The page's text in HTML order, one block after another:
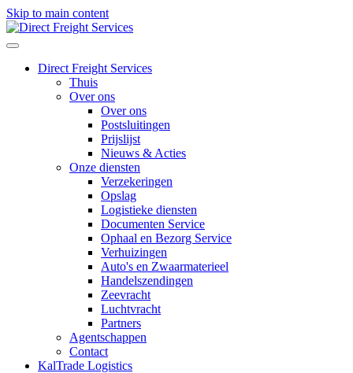
Skip to main content
Direct Freight Services
Thuis
Over ons
Over ons
Postsluitingen
Prijslijst
Nieuws & Acties
Onze diensten
Verzekeringen
Opslag
Logistieke diensten
Documenten Service
Ophaal en Bezorg Service
Verhuizingen
Auto's en Zwaarmaterieel
Handelszendingen
Zeevracht
Luchtvracht
Partners
Agentschappen
Contact
KalTrade Logistics